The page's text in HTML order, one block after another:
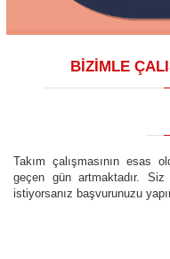
BİZİMLE
Takım çalışmasının esas
geçen gün artmaktadır. Siz
istiyorsanız başvurunuzu